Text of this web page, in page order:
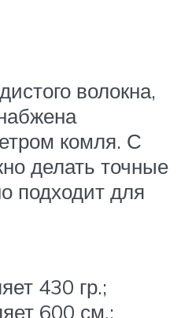
волокна,
комля. С
делать точные
подходит для
430 гр.;
600 см.;